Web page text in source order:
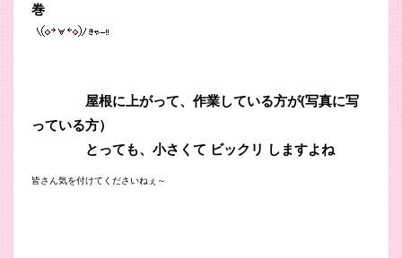
巻
屋根に上がって、作業している方が(写真に写
っている方）
とっても、小さくて ビックリ しますよね
皆さん気を付けてくださいねぇ～